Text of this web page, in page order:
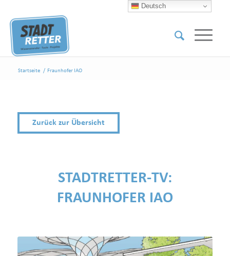
Startseite / Fraunhofer IAO
Zurück zur Übersicht
STADTRETTER-TV:
FRAUNHOFER IAO
Deutsch